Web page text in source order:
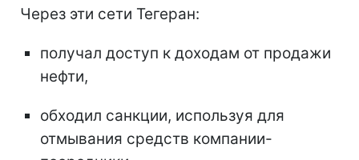
Через эти сети Тегеран:
получал доступ к доходам от продажи
нефти,
обходил санкции, используя для
отмывания средств компании-